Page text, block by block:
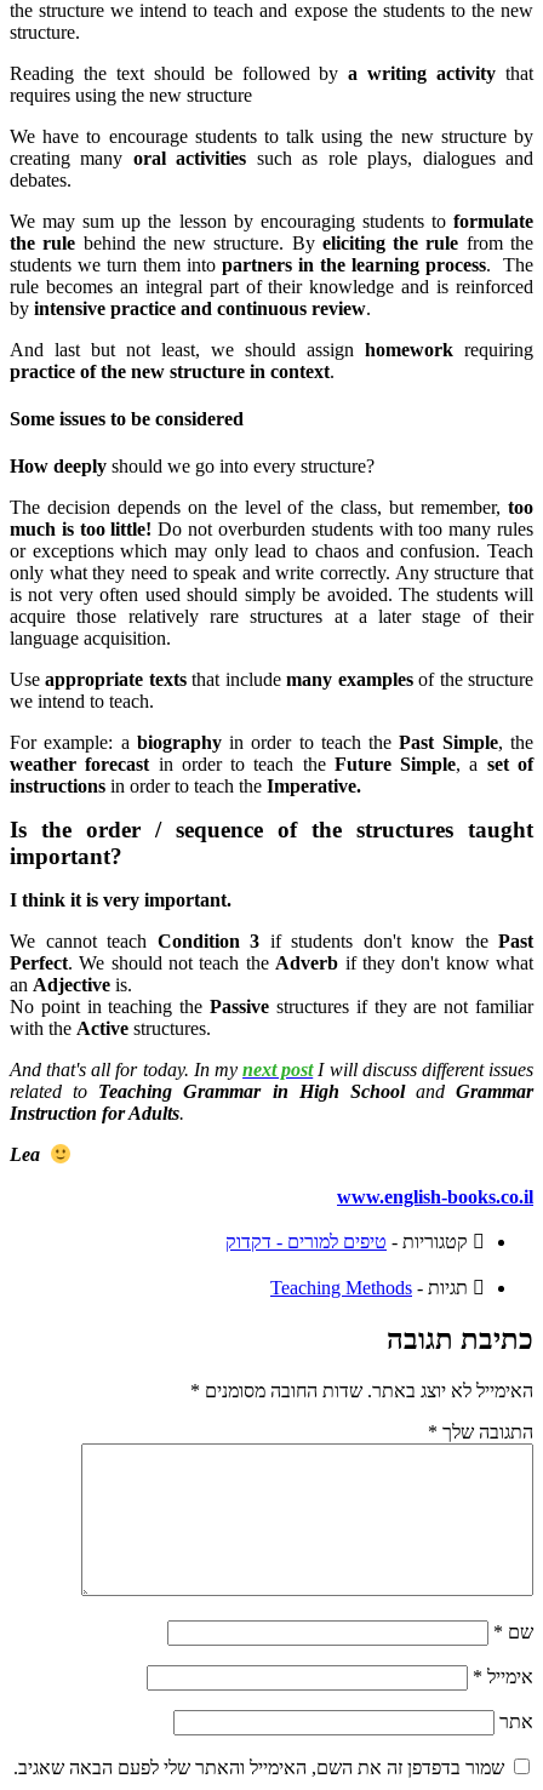
the structure we intend to teach and expose the students to the new
structure.
Reading the text should be followed bya writing activity that
requires using the new structure
We have to encourage students to talk using the new structure by
creating many oral activities such as role plays, dialogues and
debates.
We may sum up the lesson by encouraging students to formulate
the rule behind the new structure. By eliciting the rule from the
students we turn them into partners in the learning process. The
rule becomes an integral part of their knowledge and is reinforced
by intensive practice and continuous review.
And last but not least, we should assign homework requiring
practice of the new structure in context.
Some issues to be considered
How deeply should we go into every structure?
The decision depends on the level of the class, but remember, too
much is too little! Do not overburden students with too many rules
or exceptions which may only lead to chaos and confusion. Teach
only what they need to speak and write correctly. Any structure that
is not very often used should simply be avoided. The students will
acquire those relatively rare structures at a later stage of their
language acquisition.
Useappropriate textsthat includemany examplesof the structure
we intend to teach.
For example: a biographyin order to teach thePast Simple, the
weather forecast in order to teach the Future Simple, a set of
instructions in order to teach the Imperative.
Is the order / sequence of the structures taught
important?
I think it is very important.
We cannot teach Condition 3 if students don't know the Past
Perfect. We should not teach the Adverb if they don't know what
an Adjective is.
No point in teaching thePassive structures if they are not familiar
with the Active structures.
And that's all for today. In mynext postI will discuss different issues
related to Teaching Grammar in High School andGrammar
Instruction for Adults.
Lea
www.english-books.co.il
קטגוריות - טיפים למורים - דקדוק
תגיות - Teaching Methods
כתיבת תגובה
האימייל לא יוצג באתר. שדות החובה מסומנים *
התגובה שלך *
שם *
אימייל *
אתר
שמור בדפדפן זה את השם, האימייל והאתר שלי לפעם הבאה שאגיב.